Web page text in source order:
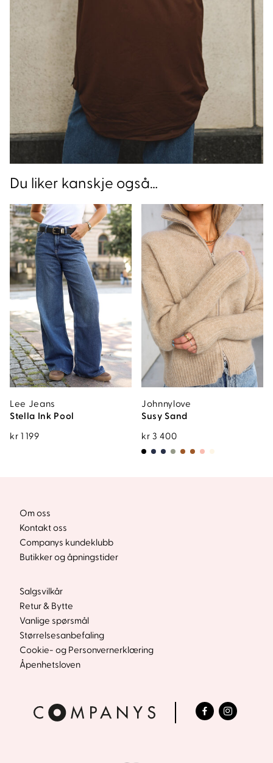
Du liker kanskje også…
Lee Jeans
Stella Ink Pool
kr 1 199
Johnnylove
Susy Sand
kr 3 400
Om oss
Kontakt oss
Companys kundeklubb
Butikker og åpningstider
Salgsvilkår
Retur & Bytte
Vanlige spørsmål
Størrelsesanbefaling
Cookie- og Personvernerklæring
Åpenhetsloven